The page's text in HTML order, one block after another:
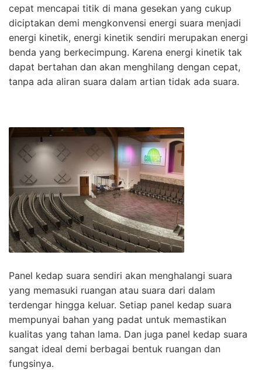
cepat mencapai titik di mana gesekan yang cukup
diciptakan demi mengkonvensi energi suara menjadi
energi kinetik, energi kinetik sendiri merupakan energi
benda yang berkecimpung. Karena energi kinetik tak
dapat bertahan dan akan menghilang dengan cepat,
tanpa ada aliran suara dalam artian tidak ada suara.
Panel kedap suara sendiri akan menghalangi suara
yang memasuki ruangan atau suara dari dalam
terdengar hingga keluar. Setiap panel kedap suara
mempunyai bahan yang padat untuk memastikan
kualitas yang tahan lama. Dan juga panel kedap suara
sangat ideal demi berbagai bentuk ruangan dan
fungsinya.